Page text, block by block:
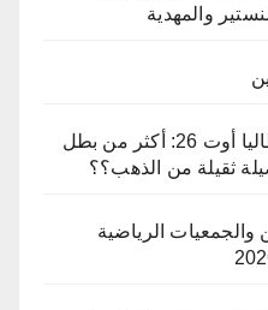
والمهدية
الألعاب المتوسطية تارنتو إيطاليا أوت 26: أكثر من بطل
ثقيلة من الذهب؟؟
والجمعيات الرياضية